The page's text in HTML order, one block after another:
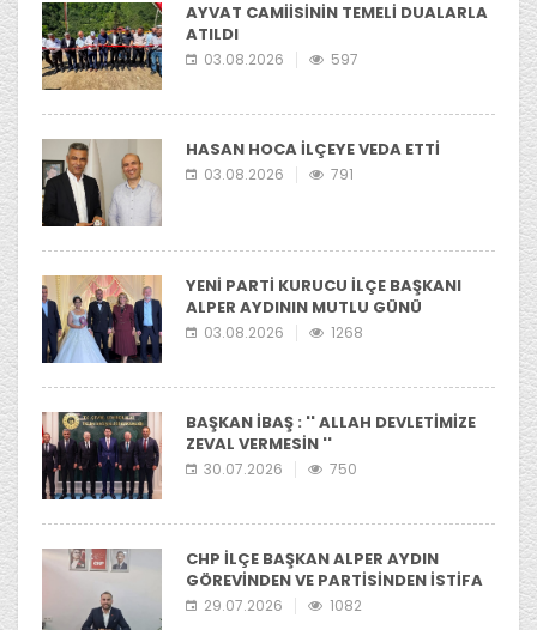
AYVAT CAMİİSİNİN TEMELİ DUALARLA
ATILDI
03.08.2026 597
HASAN HOCA İLÇEYE VEDA ETTİ
03.08.2026 791
YENİ PARTİ KURUCU İLÇE BAŞKANI
ALPER AYDININ MUTLU GÜNÜ
03.08.2026 1268
BAŞKAN İBAŞ : '' ALLAH DEVLETİMİZE
ZEVAL VERMESİN ''
30.07.2026 750
CHP İLÇE BAŞKAN ALPER AYDIN
GÖREVİNDEN VE PARTİSİNDEN İSTİFA
ETTİ29.07.2026 1082